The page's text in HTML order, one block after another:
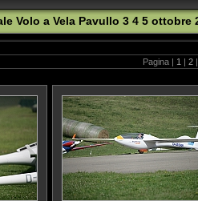
Volo a Vela Pavullo 3 4 5 ottobre
Pagina | 1 | 2 |